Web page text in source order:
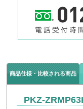
商品仕様・比較される商品
PKZ-